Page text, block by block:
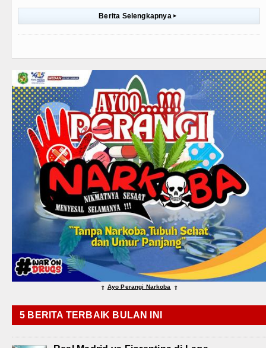
Berita Selengkapnya ▸
⇑ Ayo Perangi Narkoba ⇑
5 BERITA TERBAIK BULAN INI